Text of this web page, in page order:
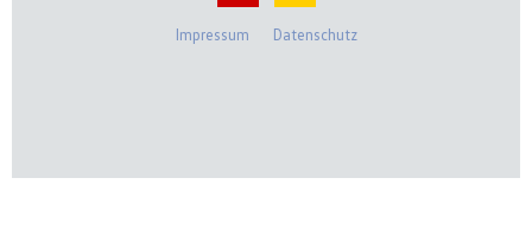
Impressum Datenschutz